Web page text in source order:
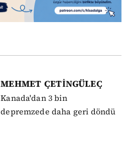
MEHMET ÇETİNGÜLEÇ
Kanada'dan 3 bin
depremzede daha geri döndü